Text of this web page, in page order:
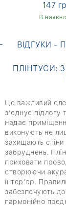
147
В
ВІДГУКИ -
ПЛІНТУСИ:
Це важливий
з’єднує підлогу
надає
виконують не
захищають
забруднень.
приховати
створюючи
інтер’єр.
забезпечують
гармонійно